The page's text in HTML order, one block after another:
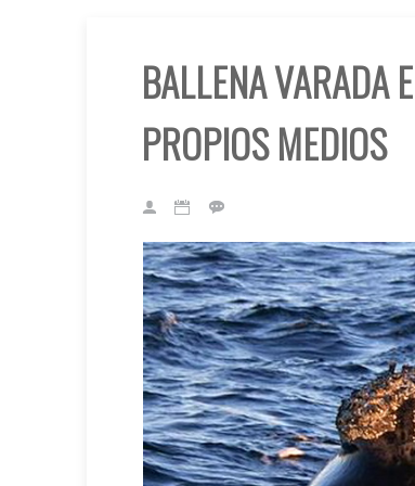
BALLENA VARADA
PROPIOS MEDIOS